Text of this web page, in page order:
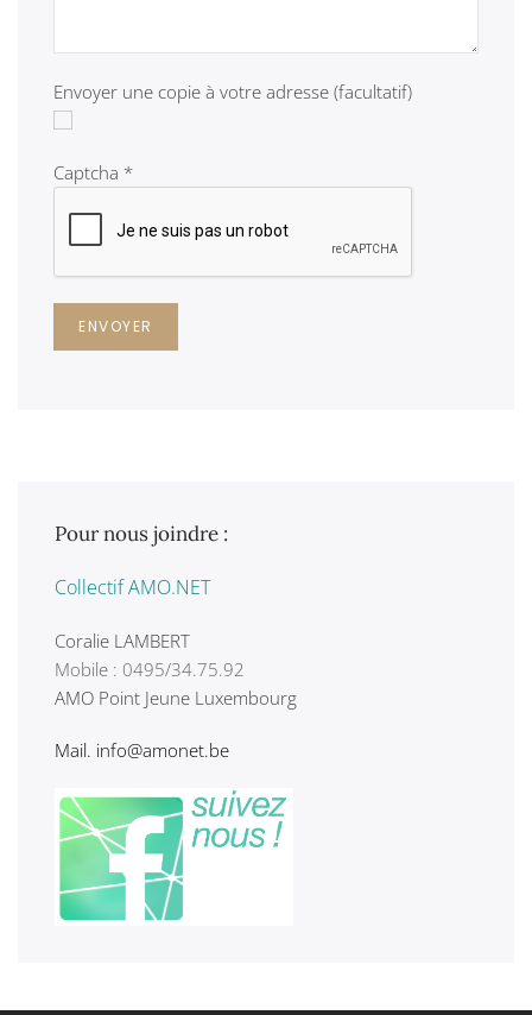
Envoyer une copie à votre adresse (facultatif)
Captcha *
ENVOYER
Pour nous joindre :
Collectif AMO.NET
Coralie LAMBERT
Mobile : 0495/34.75.92
AMO Point Jeune Luxembourg
Mail. info@amonet.be